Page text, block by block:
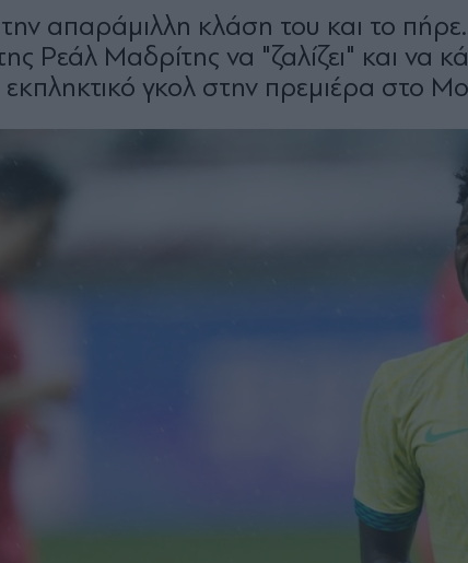
την απαράμιλλη κλάση του και το
Ρεάλ Μαδρίτης να "ζαλίζει" και να
εκπληκτικό γκολ στην πρεμιέρα στο